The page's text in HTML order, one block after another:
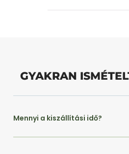
GYAKRAN
Mennyi a kiszállítási idő?